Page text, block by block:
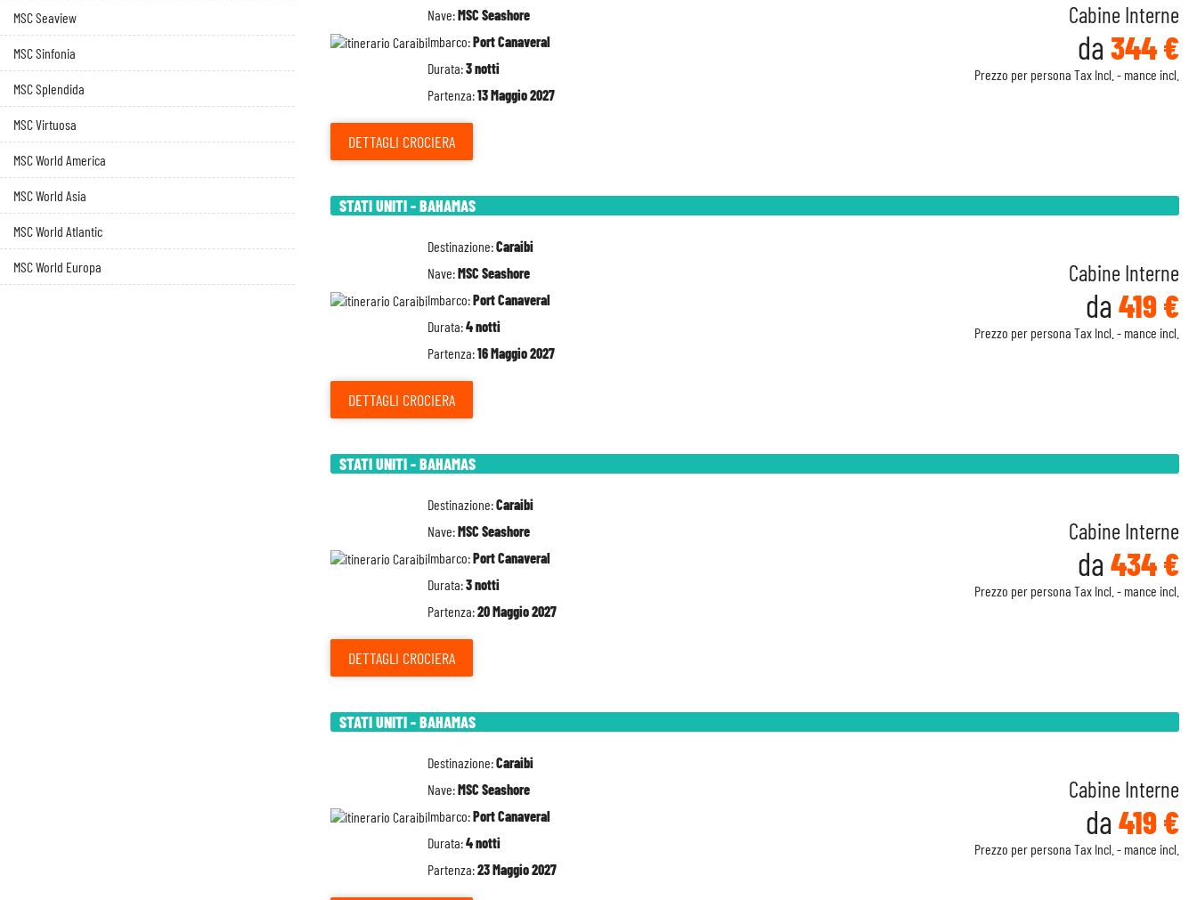
Nave:MSC Seashore
Imbarco:Port Canaveral
Durata:3 notti
Partenza:13 Maggio 2027
Cabine Interne
da 344 €
Prezzo per persona Tax Incl. - mance incl.
DETTAGLI CROCIERA
STATI UNITI - BAHAMAS
Destinazione:Caraibi
Nave:MSC Seashore
Imbarco:Port Canaveral
Durata:4 notti
Partenza:16 Maggio 2027
Cabine Interne
da 419 €
Prezzo per persona Tax Incl. - mance incl.
DETTAGLI CROCIERA
STATI UNITI - BAHAMAS
Destinazione:Caraibi
Nave:MSC Seashore
Imbarco:Port Canaveral
Durata:3 notti
Partenza:20 Maggio 2027
Cabine Interne
da 434 €
Prezzo per persona Tax Incl. - mance incl.
DETTAGLI CROCIERA
STATI UNITI - BAHAMAS
Destinazione:Caraibi
Nave:MSC Seashore
Imbarco:Port Canaveral
Durata:4 notti
Partenza:23 Maggio 2027
Cabine Interne
da 419 €
Prezzo per persona Tax Incl. - mance incl.
MSC Seaview
MSC Sinfonia
MSC Splendida
MSC Virtuosa
MSC World America
MSC World Asia
MSC World Atlantic
MSC World Europa